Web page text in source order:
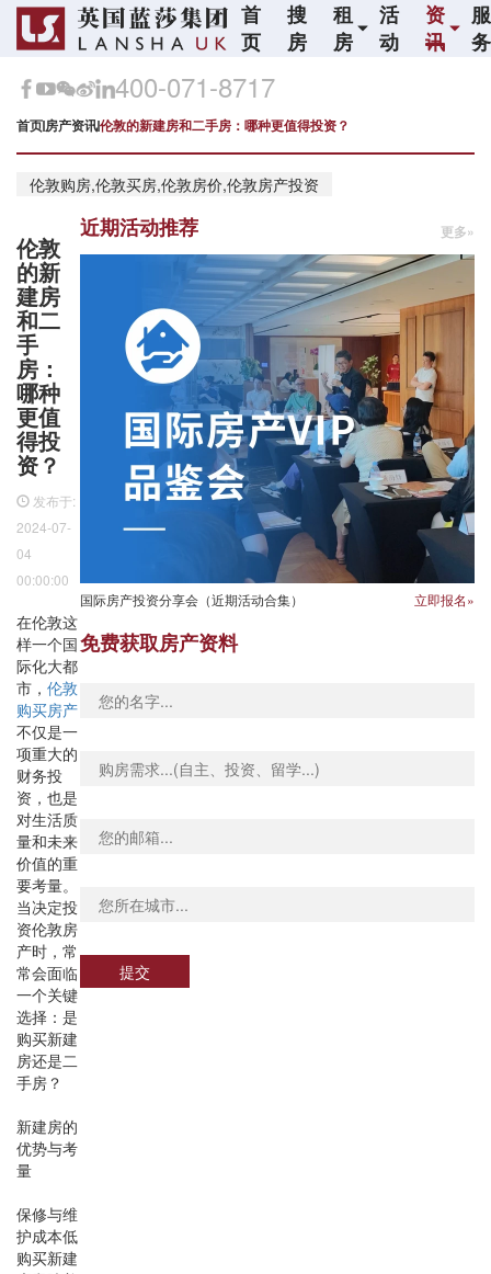
首
页
搜
房
租
房
活
动
资
讯
服
务
400-071-8717
首页房产资讯伦敦的新建房和二手房：哪种更值得投资？
伦敦购房,伦敦买房,伦敦房价,伦敦房产投资
伦敦
的新
建房
和二
手
房：
哪种
更值
得投
资？
发布于:
2024-07-
04
00:00:00
在伦敦这
样一个国
际化大都
市， 伦敦
购买房产
不仅是一
项重大的
财务投
资，也是
对生活质
量和未来
价值的重
要考量。
当决定投
资伦敦房
产时，常
常会面临
一个关键
选择：是
购买新建
房还是二
手房？
新建房的
优势与考
量
保修与维
护成本低
购买新建
近期活动推荐 更多»
国际房产投资分享会（近期活动合集） 立即报名»
免费获取房产资料
提交